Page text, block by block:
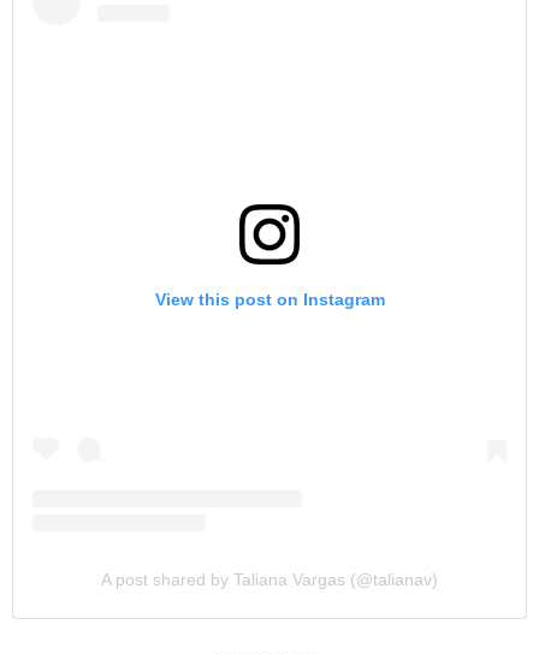
View this post on Instagram
A post shared by Taliana Vargas (@talianav)